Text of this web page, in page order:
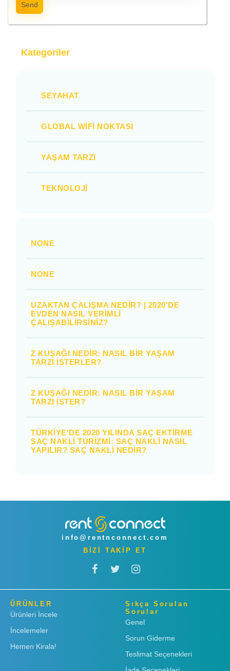
Send
Kategoriler
SEYAHAT
GLOBAL WIFI NOKTASI
YAŞAM TARZI
TEKNOLOJI
NONE
NONE
UZAKTAN ÇALIŞMA NEDIR? | 2020'DE
EVDEN NASIL VERIMLI
ÇALIŞABILIRSINIZ?
Z KUŞAĞI NEDIR: NASIL BIR YAŞAM
TARZI İSTERLER?
Z KUŞAĞI NEDIR: NASIL BIR YAŞAM
TARZI İSTER?
TÜRKIYE'DE 2020 YILINDA SAÇ EKTIRME
SAÇ NAKLI TURIZMI: SAÇ NAKLI NASIL
YAPILIR? SAÇ NAKLI NEDIR?
info@rentnconnect.com
BİZİ TAKİP ET
ÜRÜNLER
Ürünleri İncele
İncelemeler
Hemen Kirala!
Sıkça Sorulan
Sorular
Genel
Sorun Giderme
Teslimat Seçenekleri